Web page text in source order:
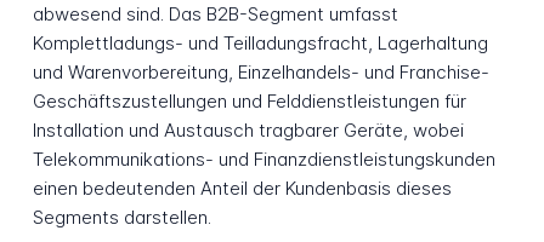
abwesend sind. Das B2B-Segment umfasst
Komplettladungs- und Teilladungsfracht, Lagerhaltung
und Warenvorbereitung, Einzelhandels- und Franchise-
Geschäftszustellungen und Felddienstleistungen für
Installation und Austausch tragbarer Geräte, wobei
Telekommunikations- und Finanzdienstleistungskunden
einen bedeutenden Anteil der Kundenbasis dieses
Segments darstellen.